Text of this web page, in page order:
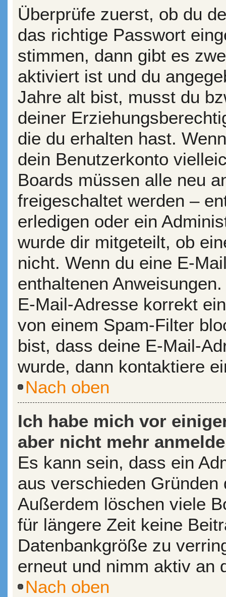
Überprüfe zuerst, ob du
das richtige Passwort
stimmen, dann gibt es
aktiviert ist und du
Jahre alt bist, musst du
deiner
die du erhalten hast.
dein Benutzerkonto
Boards müssen alle neu
freigeschaltet werden –
erledigen oder ein
wurde dir mitgeteilt, ob
nicht. Wenn du eine E-
enthaltenen
E-Mail-Adresse korrekt
von einem Spam-Filter
bist, dass deine E-Mail-
wurde, dann kontaktiere
Nach oben
Ich habe mich vor
aber nicht mehr
Es kann sein, dass ein
aus verschieden
Außerdem löschen viele
für längere Zeit keine
Datenbankgröße zu
erneut und nimm aktiv an
Nach oben